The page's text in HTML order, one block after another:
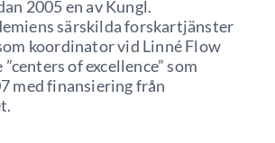
2005 en av Kungl.
särskilda forskartjänster
koordinator vid Linné Flow
of excellence” som
med finansiering från